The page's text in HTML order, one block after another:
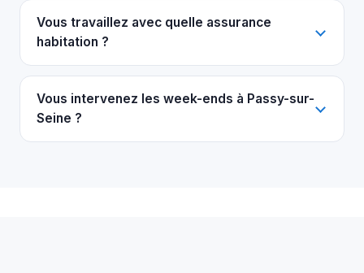
Vous travaillez avec quelle assurance
habitation ?
Vous intervenez les week-ends à Passy-sur-
Seine ?